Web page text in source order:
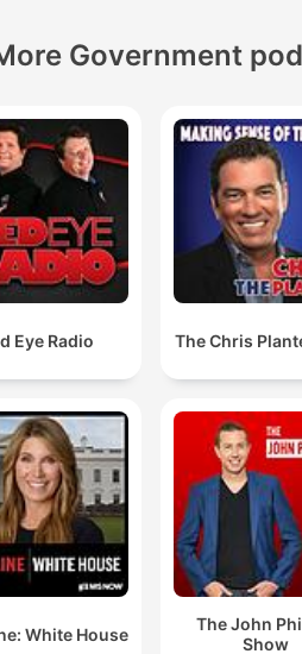
此外也
訂閱追
Government
Eye Radio The Chris
White House
The John
Show